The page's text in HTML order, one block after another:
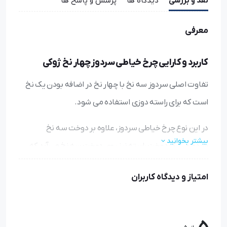
معرفی
کاربرد و کارایی چرخ خیاطی سردوز چهار نخ ژوکی
تفاوت اصلی سردوز سه نخ با چهار نخ در اضافه بودن یک نخ
است که برای راسته دوزی استفاده می شود.
در این نوع چرخ خیاطی سردوز، علاوه بر دوخت سه نخ
سردوزی، یک دوخت راسته نیز روی دوخت سه نخ می‌آید که
بیشتر بخوانید
امتیاز و دیدگاه کاربران